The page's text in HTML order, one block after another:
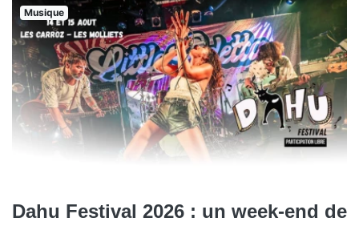
Musique
Dahu Festival 2026 : un week-end de